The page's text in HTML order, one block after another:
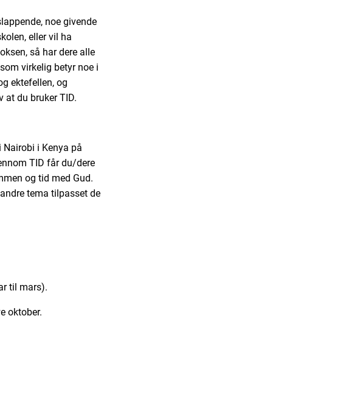
noe givende
eller vil ha
så har dere alle
virkelig betyr noe i
ektefellen, og
at du bruker TID.
Nairobi i Kenya på
TID får du/dere
og tid med Gud.
tema tilpasset de
til mars).
oktober.